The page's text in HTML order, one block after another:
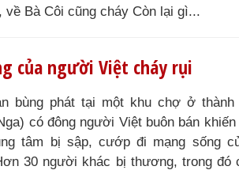
Bà Côi cũng cháy Còn lại gì...
của người Việt cháy rụi
bùng phát tại một khu chợ ở thành
có đông người Việt buôn bán khiến
tâm bị sập, cướp đi mạng sống
30 người khác bị thương, trong đó